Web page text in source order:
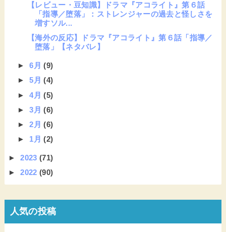
【レビュー・豆知識】ドラマ『アコライト』第６話
「指導／堕落」：ストレンジャーの過去と怪しさを
増すソル...
【海外の反応】ドラマ『アコライト』第６話「指導／
堕落」【ネタバレ】
►6月(9)
►5月(4)
►4月(5)
►3月(6)
►2月(6)
► 1月(2)
►2023(71)
►2022(90)
人気の投稿